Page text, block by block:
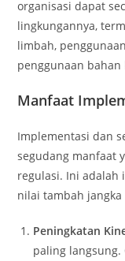
organisasi dapat
lingkungannya,
limbah,
penggunaan bahan
Manfaat
Implementasi dan
segudang manfaat
regulasi. Ini adalah
nilai tambah
Peningkatan
paling